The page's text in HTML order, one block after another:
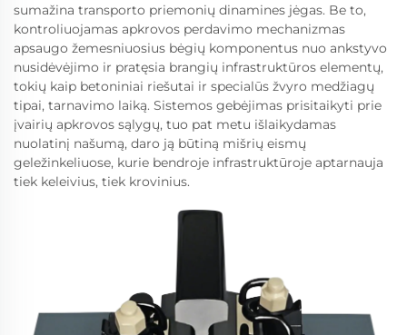
sumažina transporto priemonių dinamines jėgas. Be to,
kontroliuojamas apkrovos perdavimo mechanizmas
apsaugo žemesniuosius bėgių komponentus nuo ankstyvo
nusidėvėjimo ir pratęsia brangių infrastruktūros elementų,
tokių kaip betoniniai riešutai ir specialūs žvyro medžiagų
tipai, tarnavimo laiką. Sistemos gebėjimas prisitaikyti prie
įvairių apkrovos sąlygų, tuo pat metu išlaikydamas
nuolatinį našumą, daro ją būtiną mišrių eismų
geležinkeliuose, kurie bendroje infrastruktūroje aptarnauja
tiek keleivius, tiek krovinius.